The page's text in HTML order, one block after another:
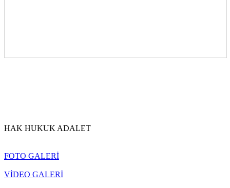
HAK HUKUK ADALET
FOTO GALERİ
VİDEO GALERİ